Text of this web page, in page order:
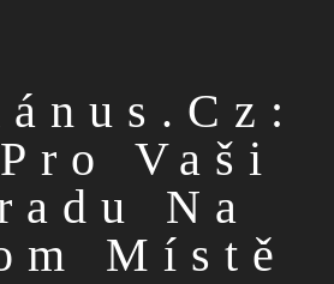
Vaši
Na
Místě